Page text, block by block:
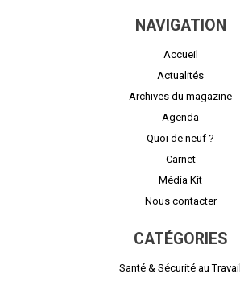
NAVIGATION
Accueil
Actualités
Archives du magazine
Agenda
Quoi de neuf ?
Carnet
Média Kit
Nous contacter
CATÉGORIES
Santé & Sécurité au Travail